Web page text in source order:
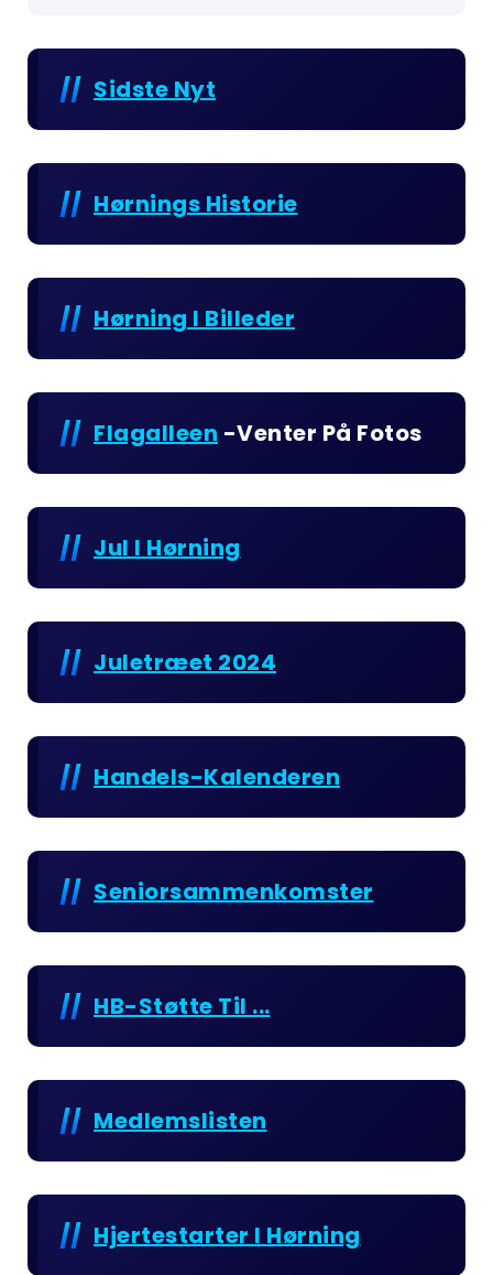
Sidste Nyt
Hørnings Historie
Hørning I Billeder
Flagalleen -venter På Fotos
Jul I Hørning
Juletræet 2024
Handels-Kalenderen
Seniorsammenkomster
HB-Støtte Til ...
Medlemslisten
Hjertestarter I Hørning